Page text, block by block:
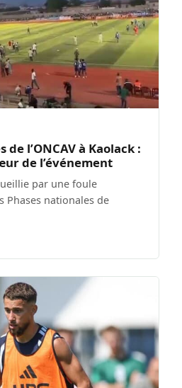
de l’ONCAV à Kaolack :
de l’événement
par une foule
Phases nationales de